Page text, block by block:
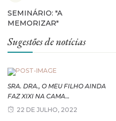
SEMINÁRIO: "A
MEMORIZAR"
Sugestões de notícias
SRA. DRA., O MEU FILHO AINDA
FAZ XIXI NA CAMA…
22 DE JULHO, 2022